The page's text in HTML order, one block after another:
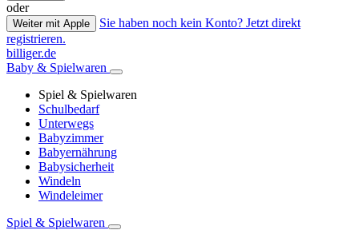
oder
Weiter mit Apple
Sie haben noch kein Konto? Jetzt direkt
registrieren.
billiger.de
Baby & Spielwaren
Spiel & Spielwaren
Schulbedarf
Unterwegs
Babyzimmer
Babyernährung
Babysicherheit
Windeln
Windeleimer
Spiel & Spielwaren